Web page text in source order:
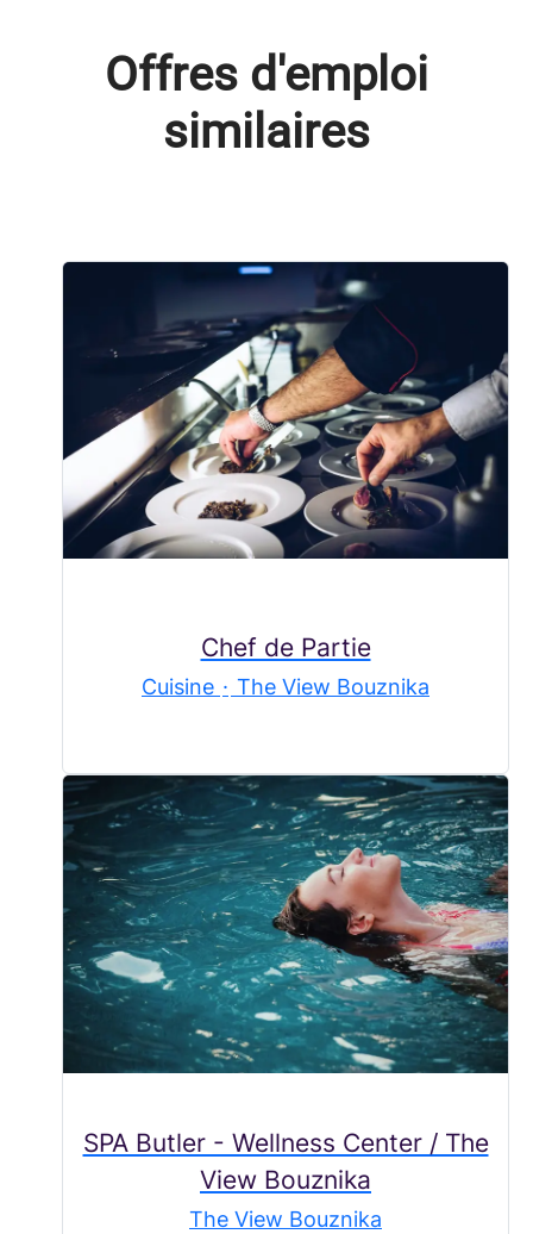
Offres d'emploi
similaires
Chef de Partie
Cuisine · The View Bouznika
SPA Butler - Wellness Center / The
View Bouznika
The View Bouznika